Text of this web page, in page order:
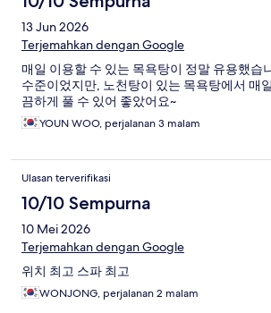
13 Jun 2026
Terjemahkan dengan Google
매일 이용할 수 있는 목욕탕이 정말 유용했습
수준이었지만, 노천탕이 있는 목욕탕에서 매
끔하게 풀 수 있어 좋았어요~
YOUN WOO, perjalanan 3 malam
Ulasan terverifikasi
10/10 Sempurna
10 Mei 2026
Terjemahkan dengan Google
위치 최고 스파 최고
WONJONG, perjalanan 2 malam